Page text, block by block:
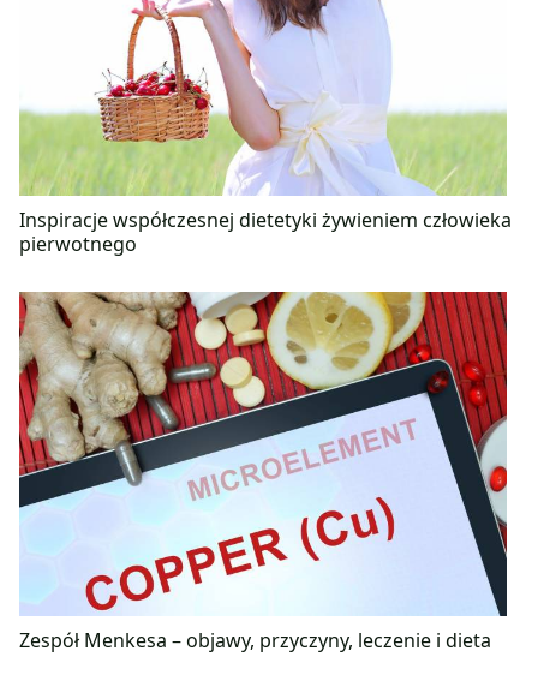
Inspiracje współczesnej dietetyki żywieniem człowieka
pierwotnego
Zespół Menkesa – objawy, przyczyny, leczenie i dieta